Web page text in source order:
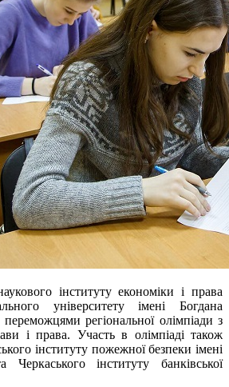
інституту економіки і права
університету імені Богдана
регіональної олімпіади з
і права. Участь в олімпіаді також
інституту пожежної безпеки імені
інституту банківської